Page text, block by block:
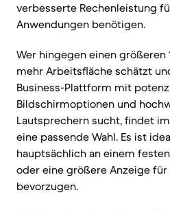
verbesserte Rechenleistung
Anwendungen benötigen.
Wer hingegen einen
mehr Arbeitsfläche schätzt
Business-Plattform mit
Bildschirmoptionen und
Lautsprechern sucht, findet
eine passende Wahl. Es ist
hauptsächlich an einem
oder eine größere Anzeige
bevorzugen.